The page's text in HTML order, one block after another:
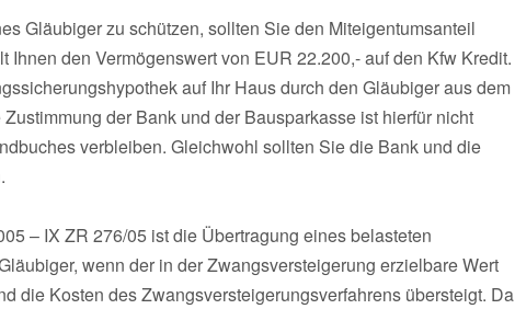
Gläubiger zu schützen, sollten Sie den Miteigentumsanteil
den Vermögenswert von EUR 22.200,- auf den Kfw Kredit.
auf Ihr Haus durch den Gläubiger aus dem
der Bank und der Bausparkasse ist hierfür nicht
verbleiben. Gleichwohl sollten Sie die Bank und die
– IX ZR 276/05 ist die Übertragung eines belasteten
wenn der in der Zwangsversteigerung erzielbare Wert
die Kosten des Zwangsversteigerungsverfahrens übersteigt. Da